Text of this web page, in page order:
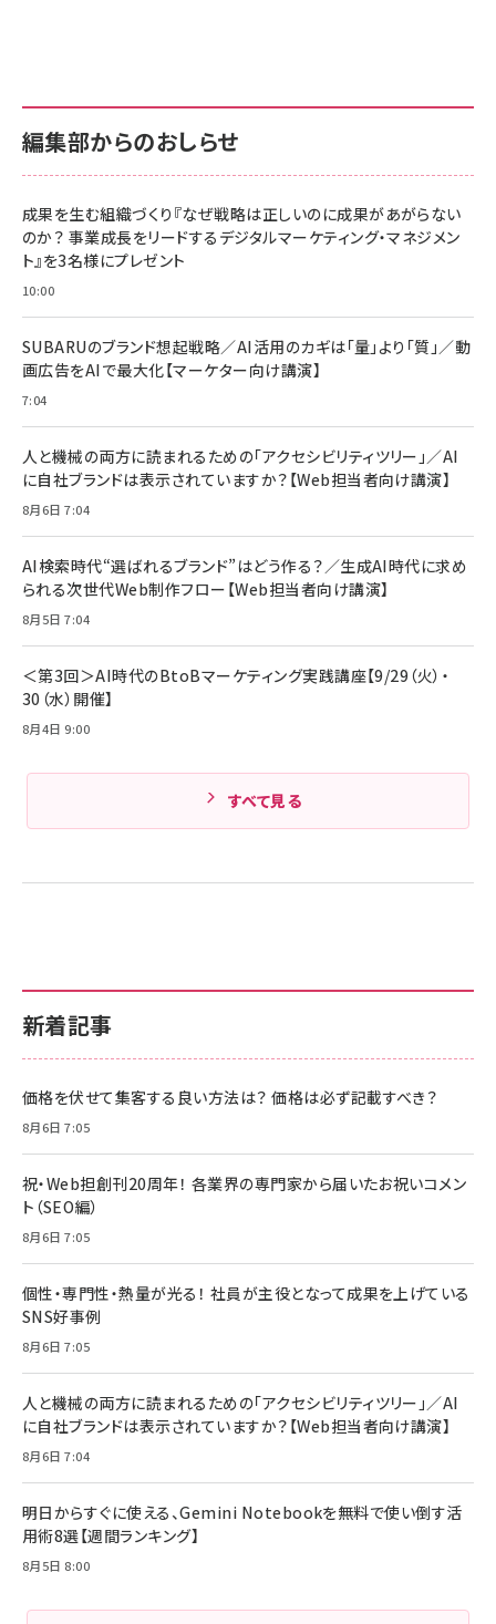
￥880
anan(アンアン)2026/06/24号 No.2500増刊
スペシャルエディション[王道エンタメの矜持／
￥1,100
anan(アンアン)2026/07/08号 No.2502[2026
￥880
ママ投資家が育休中に１億貯めた株式投資
組織の成果を最大化する ルールのデザイン
￥1,980
Amazonランキングをもっと見る
サポート正規品 メーカー保証5年 KLMEA128G
NIMASO ガラスフィルム iPhone 17 用 保護フィ
すい ガイド枠付き いPhone17 (6.3インチ) 対応
2枚セット DSP25F1698
￥1,599
￥6,980
全ワイヤレスイヤホン/アクティブノイズキャンセリ
技術基準適合】ブラック
￥5,990
ケーブル Anker絡まないケーブル 240W 結束バン
ド付き USB PD対応 シリコン素材採用 iPhone
17 / 16 / 15 / Galaxy iPad Pro MacBook
Pro/Air 各種対応 (1.8m ミッドナイトブラック)
￥1,890
サポート正規品 メーカー保証5年 KLMEA128G
Amazon eギフトカード - Amazonロゴ - クラ
￥5,000
Anker PowerLine III Flow USB-C & USB-C
Pro/Air 各種対応 (1.8m ミッドナイトブラック)
￥1,890
サッポロ 生ビール 黒ラベル 350ml 缶 24本 ビー
ル ケース買い【6/30応募〆切! 黒ラベルビヤセラー
￥4,857
新着記事
価格を伏せて集客する良い方法は？ 価格は必ず記載すべき？
8月6日 7:05
祝・Web担創刊20周年！ 各業界の専門家から届いたお祝いコメン
ト（SEO編）
8月6日 7:05
個性・専門性・熱量が光る！ 社員が主役となって成果を上げている
SNS好事例
8月6日 7:05
人と機械の両方に読まれるための「アクセシビリティツリー」／AI
に自社ブランドは表示されていますか？【Web担当者向け講演】
8月6日 7:04
明日からすぐに使える、Gemini Notebookを無料で使い倒す活
用術8選【週間ランキング】
8月5日 8:00
編集部からのおしらせ
成果を生む組織づくり『なぜ戦略は正しいのに成果があがらない
のか？ 事業成長をリードするデジタルマーケティング・マネジメン
ト』を3名様にプレゼント
10:00
SUBARUのブランド想起戦略／AI活用のカギは「量」より「質」／動
画広告をAIで最大化【マーケター向け講演】
7:04
人と機械の両方に読まれるための「アクセシビリティツリー」／AI
に自社ブランドは表示されていますか？【Web担当者向け講演】
8月6日 7:04
AI検索時代“選ばれるブランド”はどう作る？／生成AI時代に求め
られる次世代Web制作フロー【Web担当者向け講演】
8月5日 7:04
＜第3回＞AI時代のBtoBマーケティング実践講座【9/29（火）・
30（水）開催】
8月4日 9:00
すべて見る